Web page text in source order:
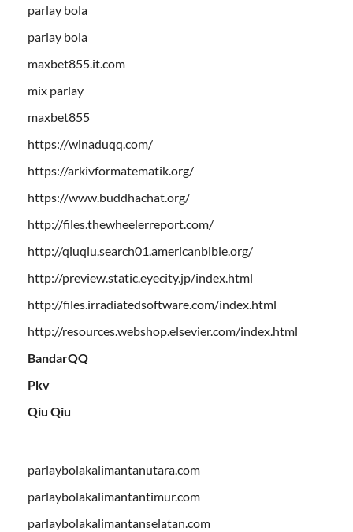
parlay bola
parlay bola
maxbet855.it.com
mix parlay
maxbet855
https://winaduqq.com/
https://arkivformatematik.org/
https://www.buddhachat.org/
http://files.thewheelerreport.com/
http://qiuqiu.search01.americanbible.org/
http://preview.static.eyecity.jp/index.html
http://files.irradiatedsoftware.com/index.html
http://resources.webshop.elsevier.com/index.html
BandarQQ
Pkv
Qiu Qiu
parlaybolakalimantanutara.com
parlaybolakalimantantimur.com
parlaybolakalimantanselatan.com